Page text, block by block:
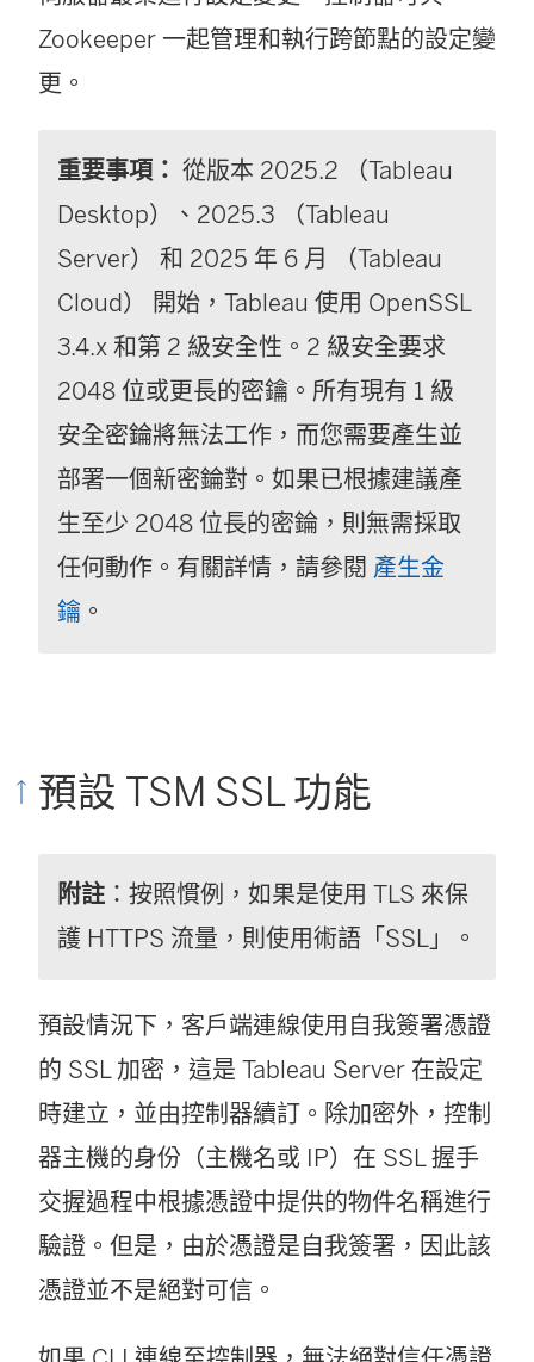
Zookeeper 一起管理和執行跨節點的設定變
更。
重要事項： 從版本 2025.2 （Tableau
Desktop）、2025.3 （Tableau
Server） 和 2025 年 6 月 （Tableau
Cloud） 開始，Tableau 使用 OpenSSL
3.4.x 和第 2 級安全性。2 級安全要求
2048 位或更長的密鑰。所有現有 1 級
安全密錀將無法工作，而您需要產生並
部署一個新密錀對。如果已根據建議產
生至少 2048 位長的密錀，則無需採取
任何動作。有關詳情，請參閱 產生金
鑰 。
預設 TSM SSL 功能
附註 ：按照慣例，如果是使用 TLS 來保
護 HTTPS 流量，則使用術語「SSL」。
預設情況下，客戶端連線使用自我簽署憑證
的 SSL 加密，這是 Tableau Server 在設定
時建立，並由控制器續訂。除加密外，控制
器主機的身份（主機名或 IP）在 SSL 握手
交握過程中根據憑證中提供的物件名稱進行
驗證。但是，由於憑證是自我簽署，因此該
憑證並不是絕對可信。